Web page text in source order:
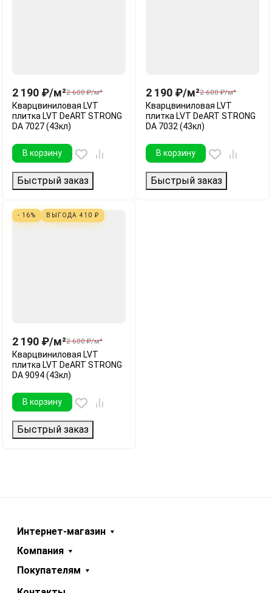
2 190 ₽/м²2 600 ₽/м²
Кварцвиниловая LVT
плитка LVT DeART STRONG
DA 7027 (43кл)
В корзину
Быстрый заказ
2 190 ₽/м²2 600 ₽/м²
Кварцвиниловая LVT
плитка LVT DeART STRONG
DA 7032 (43кл)
В корзину
Быстрый заказ
- 16% ВЫГОДА 410 ₽
2 190 ₽/м²2 600 ₽/м²
Кварцвиниловая LVT
плитка LVT DeART STRONG
DA 9094 (43кл)
В корзину
Быстрый заказ
Интернет-магазин
Компания
Покупателям